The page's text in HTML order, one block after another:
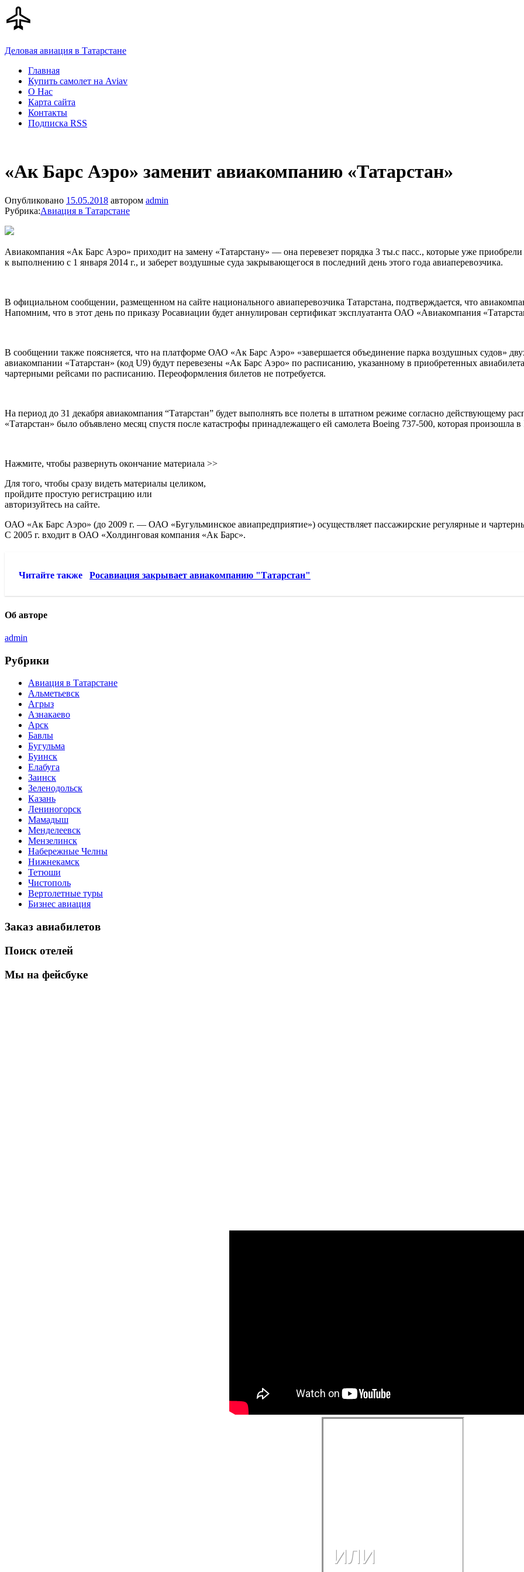
Деловая авиация в Татарстане
Главная
Купить самолет на Aviav
О Нас
Карта сайта
Контакты
Подписка RSS
«Ак Барс Аэро» заменит авиакомпанию «Татарстан»
Опубликовано 15.05.2018 автором admin
Рубрика:Авиация в Татарстане
Авиакомпания «Ак Барс Аэро» приходит на замену «Татарстану» — она перевезет порядка 3 ты.с пасс., которые уже
к выполнению с 1 января 2014 г., и заберет воздушные суда закрывающегося в последний день этого года авиаперевозчика.
В официальном сообщении, размещенном на сайте национального авиаперевозчика Татарстана, подтверждается, что
Напомним, что в этот день по приказу Росавиации будет аннулирован сертификат эксплуатанта ОАО «Авиакомпания
В сообщении также поясняется, что на платформе ОАО «Ак Барс Аэро» «завершается объединение парка воздушных судов»
авиакомпании «Татарстан» (код U9) будут перевезены «Ак Барс Аэро» по расписанию, указанному в приобретенных
чартерными рейсами по расписанию. Переоформления билетов не потребуется.
На период до 31 декабря авиакомпания “Татарстан” будет выполнять все полеты в штатном режиме согласно действующему
«Татарстан» было объявлено месяц спустя после катастрофы принадлежащего ей самолета Boeing 737-500, которая произошла в
Нажмите, чтобы развернуть окончание материала >>
Для того, чтобы сразу видеть материалы целиком,
пройдите простую регистрацию или
авторизуйтесь на сайте.
ОАО «Ак Барс Аэро» (до 2009 г. — ОАО «Бугульминское авиапредприятие») осуществляет пассажирские регулярные и
С 2005 г. входит в ОАО «Холдинговая компания «Ак Барс».
Читайте также Росавиация закрывает авиакомпанию "Татарстан"
Об авторе
admin
Рубрики
Авиация в Татарстане
Альметьевск
Агрыз
Азнакаево
Арск
Бавлы
Бугульма
Буинск
Елабуга
Заинск
Зеленодольск
Казань
Лениногорск
Мамадыш
Менделеевск
Мензелинск
Набережные Челны
Нижнекамск
Тетюши
Чистополь
Вертолетные туры
Бизнес авиация
Заказ авиабилетов
Поиск отелей
Мы на фейсбуке